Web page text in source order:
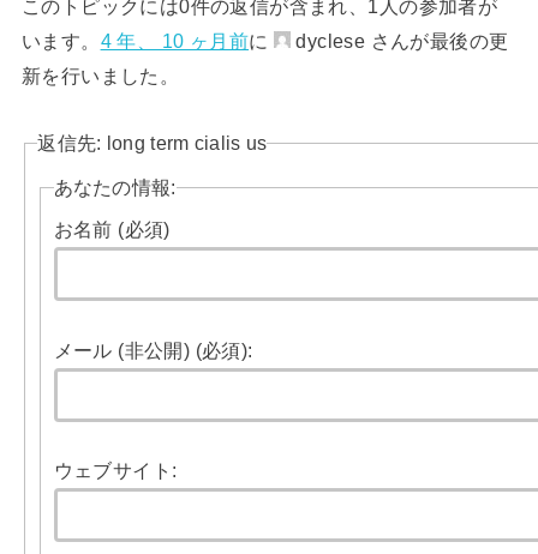
このトピックには0件の返信が含まれ、1人の参加者が
います。 4 年、 10 ヶ月前に
dyclese さんが最後の更
新を行いました。
返信先: long term cialis us
あなたの情報:
お名前 (必須)
メール (非公開) (必須):
ウェブサイト: